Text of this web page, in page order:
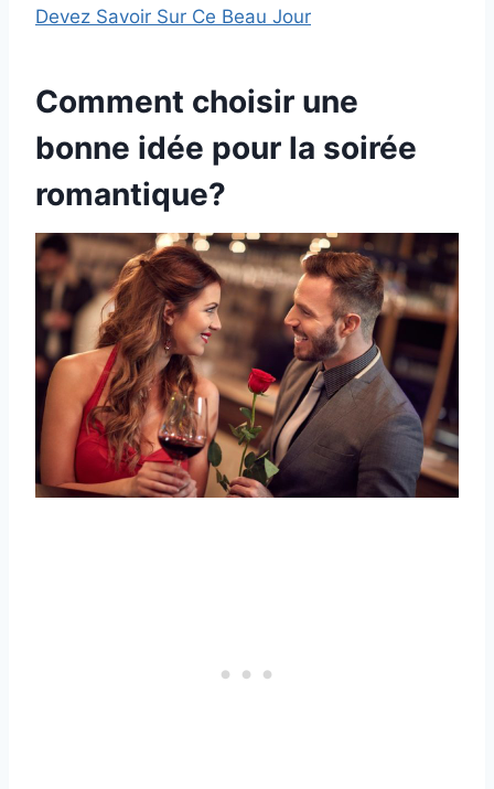
Devez Savoir Sur Ce Beau Jour
Comment choisir une
bonne idée pour la soirée
romantique?